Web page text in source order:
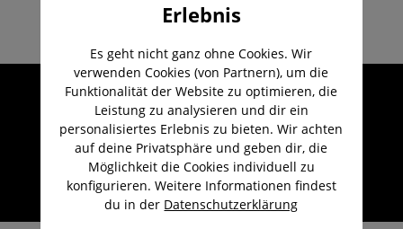
Umfangreicher Kundenservice
Kauf auf Rechnung
Kostenloser Versand ab 29,-€
Lieferzeit 1-3 Werktage
30 Tage kostenlose Retoure
Erlebnis
Es geht nicht ganz ohne Cookies. Wir
verwenden Cookies (von Partnern), um die
Funktionalität der Website zu optimieren, die
Leistung zu analysieren und dir ein
personalisiertes Erlebnis zu bieten. Wir achten
auf deine Privatsphäre und geben dir, die
Möglichkeit die Cookies individuell zu
konfigurieren. Weitere Informationen findest
du in der Datenschutzerklärung